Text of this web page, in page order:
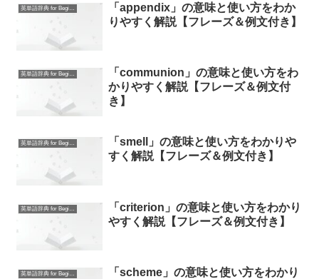
英単語辞典 for Beginners
「appendix」の意味と使い方をわか
りやすく解説【フレーズ＆例文付き】
英単語辞典 for Beginners
「communion」の意味と使い方をわ
かりやすく解説【フレーズ＆例文付
き】
英単語辞典 for Beginners
「smell」の意味と使い方をわかりや
すく解説【フレーズ＆例文付き】
英単語辞典 for Beginners
「criterion」の意味と使い方をわかり
やすく解説【フレーズ＆例文付き】
英単語辞典 for Beginners
「scheme」の意味と使い方をわかり